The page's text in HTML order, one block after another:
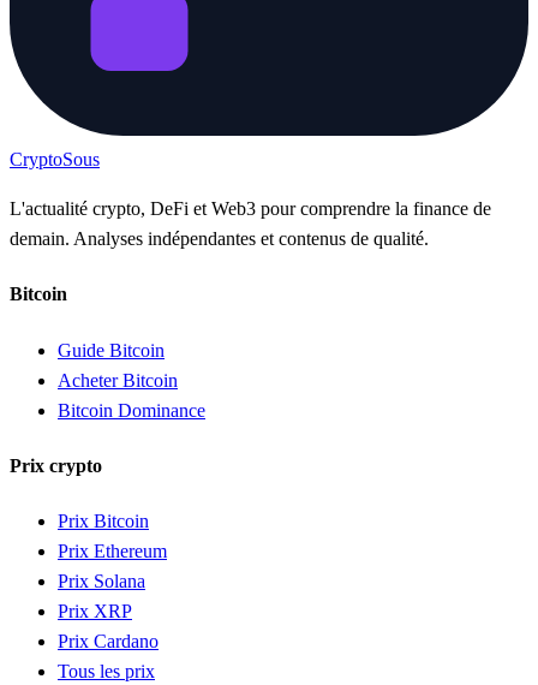
CryptoSous
L'actualité crypto, DeFi et Web3 pour comprendre la finance de
demain. Analyses indépendantes et contenus de qualité.
Bitcoin
Guide Bitcoin
Acheter Bitcoin
Bitcoin Dominance
Prix crypto
Prix Bitcoin
Prix Ethereum
Prix Solana
Prix XRP
Prix Cardano
Tous les prix